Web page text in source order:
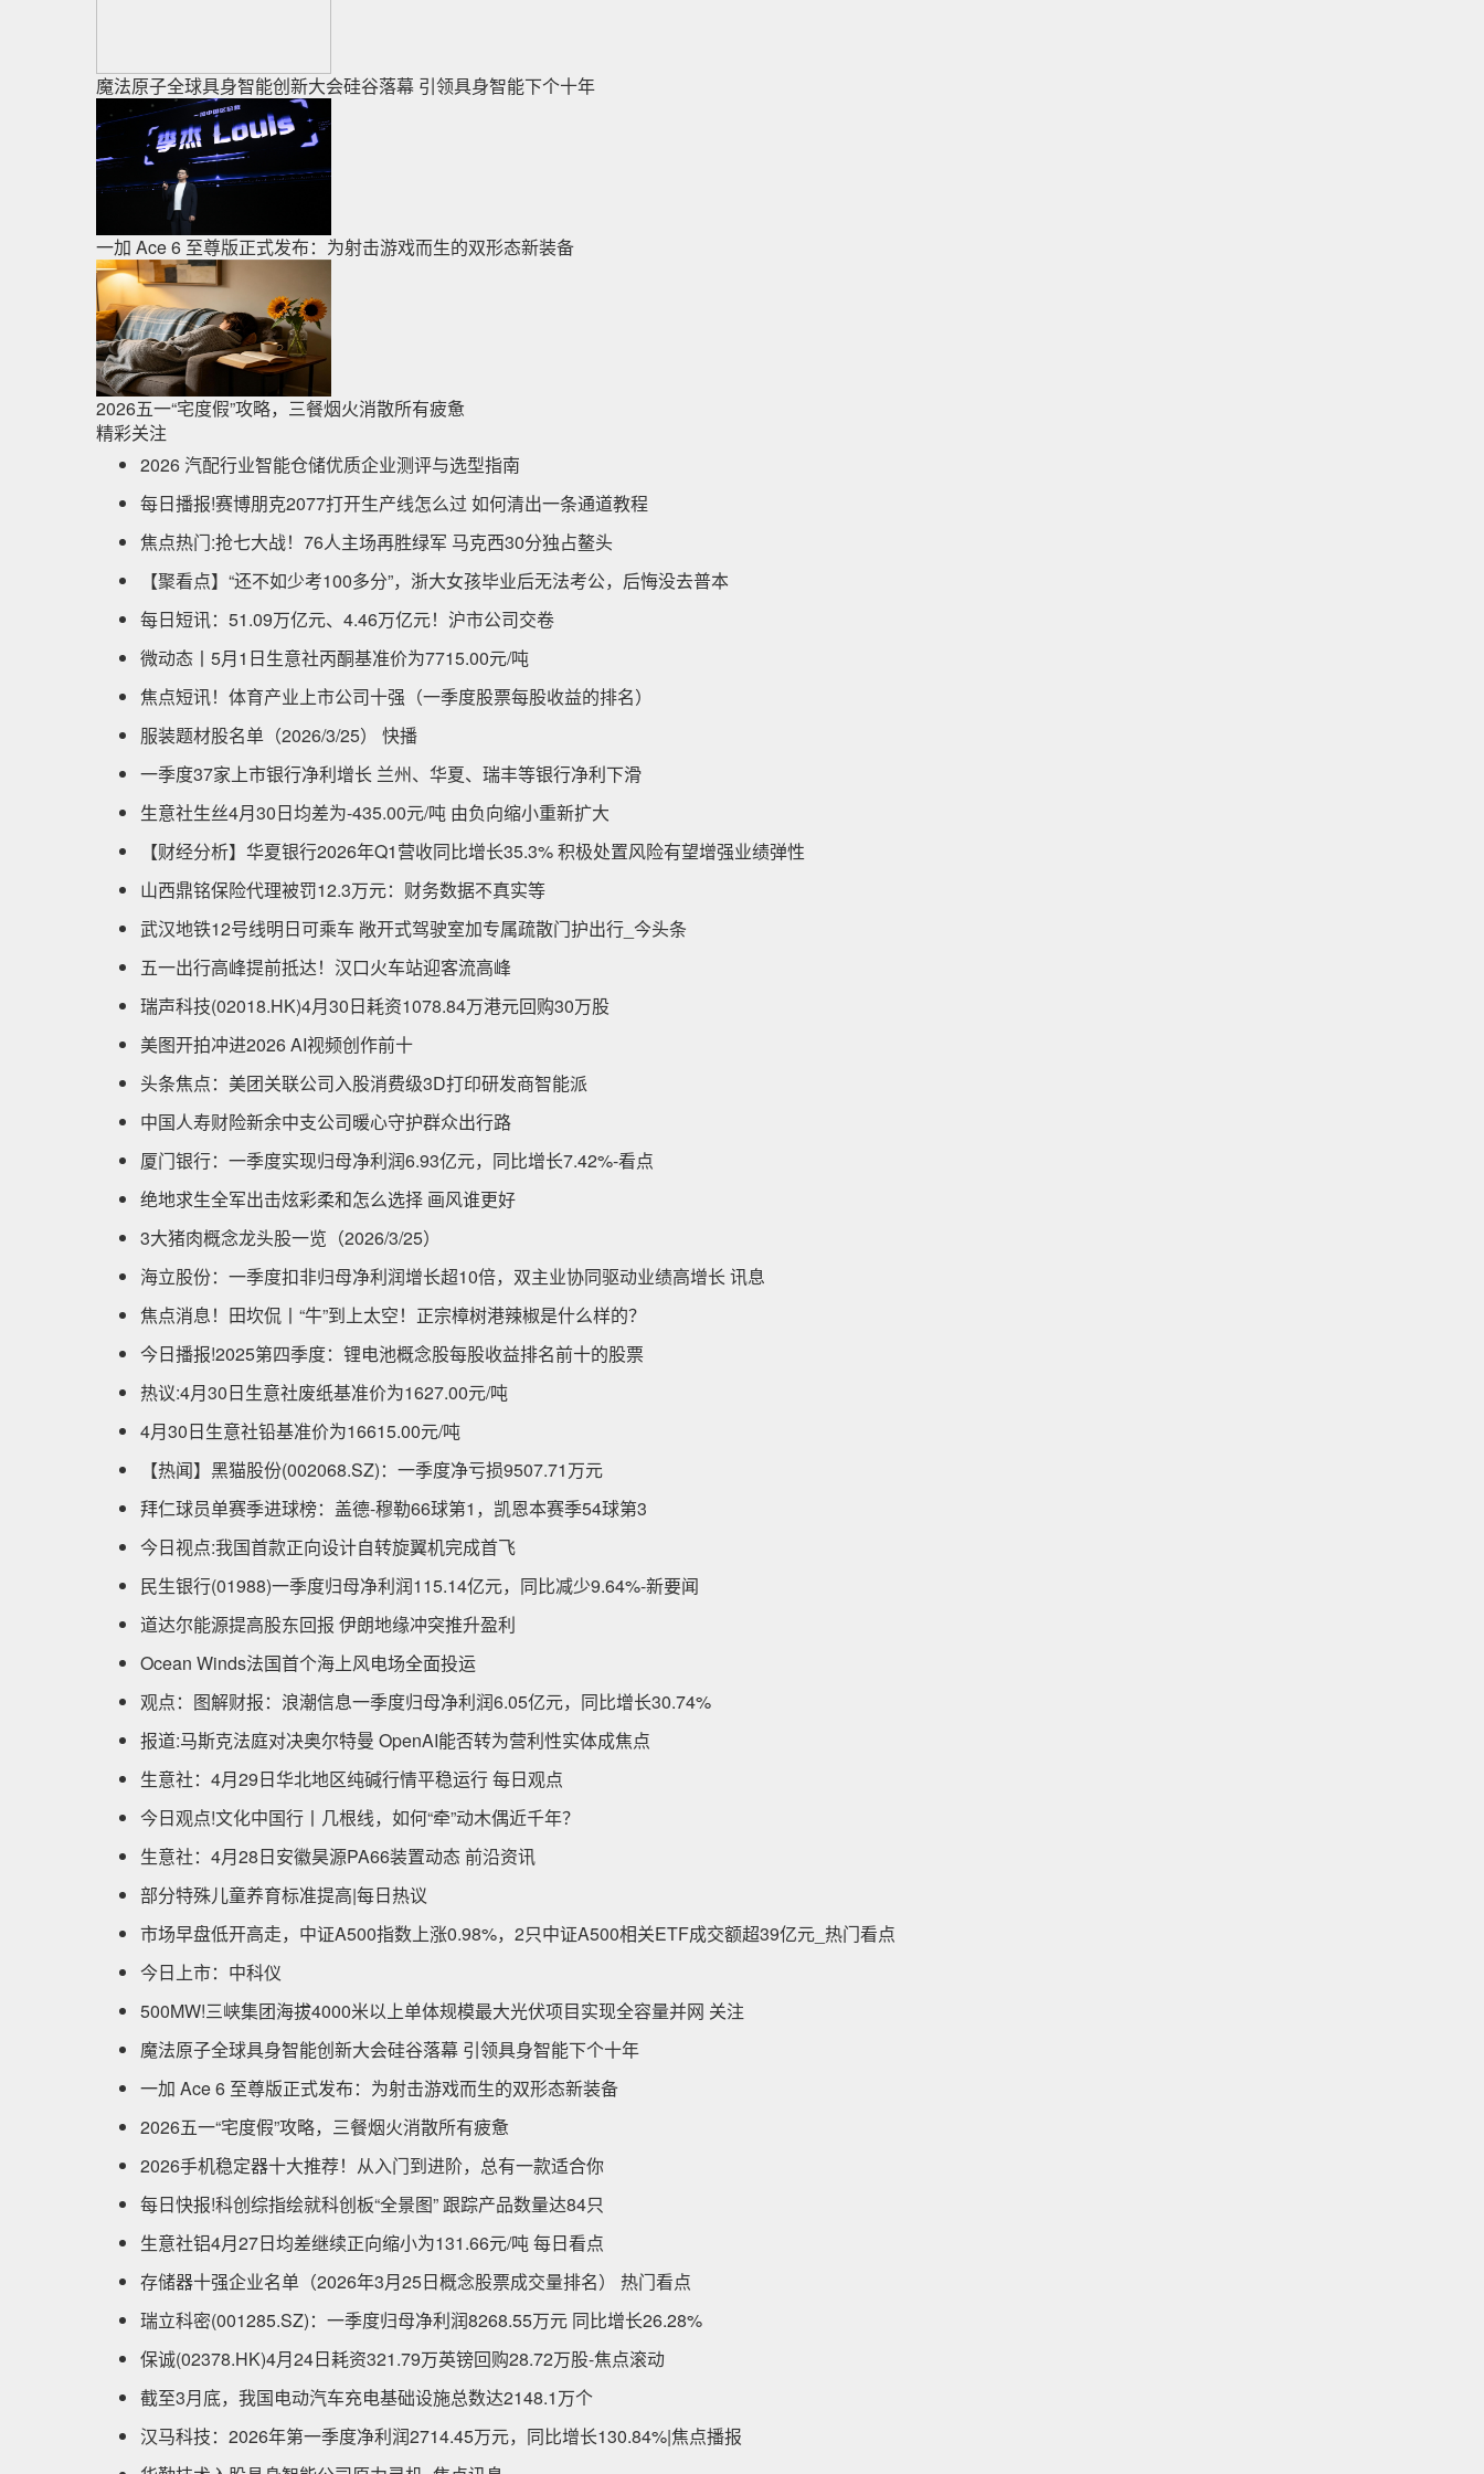
魔法原子全球具身智能创新大会硅谷落幕 引领具身智能下个十年
一加 Ace 6 至尊版正式发布：为射击游戏而生的双形态新装备
2026五一“宅度假”攻略，三餐烟火消散所有疲惫
精彩关注
2026 汽配行业智能仓储优质企业测评与选型指南
每日播报!赛博朋克2077打开生产线怎么过 如何清出一条通道教程
焦点热门:抢七大战！76人主场再胜绿军 马克西30分独占鳌头
【聚看点】“还不如少考100多分”，浙大女孩毕业后无法考公，后悔没去普本
每日短讯：51.09万亿元、4.46万亿元！沪市公司交卷
微动态丨5月1日生意社丙酮基准价为7715.00元/吨
焦点短讯！体育产业上市公司十强（一季度股票每股收益的排名）
服装题材股名单（2026/3/25） 快播
一季度37家上市银行净利增长 兰州、华夏、瑞丰等银行净利下滑
生意社生丝4月30日均差为-435.00元/吨 由负向缩小重新扩大
【财经分析】华夏银行2026年Q1营收同比增长35.3% 积极处置风险有望增强业绩弹性
山西鼎铭保险代理被罚12.3万元：财务数据不真实等
武汉地铁12号线明日可乘车 敞开式驾驶室加专属疏散门护出行_今头条
五一出行高峰提前抵达！汉口火车站迎客流高峰
瑞声科技(02018.HK)4月30日耗资1078.84万港元回购30万股
美图开拍冲进2026 AI视频创作前十
头条焦点：美团关联公司入股消费级3D打印研发商智能派
中国人寿财险新余中支公司暖心守护群众出行路
厦门银行：一季度实现归母净利润6.93亿元，同比增长7.42%-看点
绝地求生全军出击炫彩柔和怎么选择 画风谁更好
3大猪肉概念龙头股一览（2026/3/25）
海立股份：一季度扣非归母净利润增长超10倍，双主业协同驱动业绩高增长 讯息
焦点消息！田坎侃丨“牛”到上太空！正宗樟树港辣椒是什么样的？
今日播报!2025第四季度：锂电池概念股每股收益排名前十的股票
热议:4月30日生意社废纸基准价为1627.00元/吨
4月30日生意社铅基准价为16615.00元/吨
【热闻】黑猫股份(002068.SZ)：一季度净亏损9507.71万元
拜仁球员单赛季进球榜：盖德-穆勒66球第1，凯恩本赛季54球第3
今日视点:我国首款正向设计自转旋翼机完成首飞
民生银行(01988)一季度归母净利润115.14亿元，同比减少9.64%-新要闻
道达尔能源提高股东回报 伊朗地缘冲突推升盈利
Ocean Winds法国首个海上风电场全面投运
观点：图解财报：浪潮信息一季度归母净利润6.05亿元，同比增长30.74%
报道:马斯克法庭对决奥尔特曼 OpenAI能否转为营利性实体成焦点
生意社：4月29日华北地区纯碱行情平稳运行 每日观点
今日观点!文化中国行丨几根线，如何“牵”动木偶近千年？
生意社：4月28日安徽昊源PA66装置动态 前沿资讯
部分特殊儿童养育标准提高|每日热议
市场早盘低开高走，中证A500指数上涨0.98%，2只中证A500相关ETF成交额超39亿元_热门看点
今日上市：中科仪
500MW!三峡集团海拔4000米以上单体规模最大光伏项目实现全容量并网 关注
魔法原子全球具身智能创新大会硅谷落幕 引领具身智能下个十年
一加 Ace 6 至尊版正式发布：为射击游戏而生的双形态新装备
2026五一“宅度假”攻略，三餐烟火消散所有疲惫
2026手机稳定器十大推荐！从入门到进阶，总有一款适合你
每日快报!科创综指绘就科创板“全景图” 跟踪产品数量达84只
生意社铝4月27日均差继续正向缩小为131.66元/吨 每日看点
存储器十强企业名单（2026年3月25日概念股票成交量排名） 热门看点
瑞立科密(001285.SZ)：一季度归母净利润8268.55万元 同比增长26.28%
保诚(02378.HK)4月24日耗资321.79万英镑回购28.72万股-焦点滚动
截至3月底，我国电动汽车充电基础设施总数达2148.1万个
汉马科技：2026年第一季度净利润2714.45万元，同比增长130.84%|焦点播报